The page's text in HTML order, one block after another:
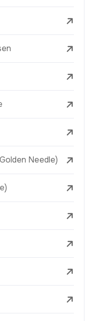
Needle)